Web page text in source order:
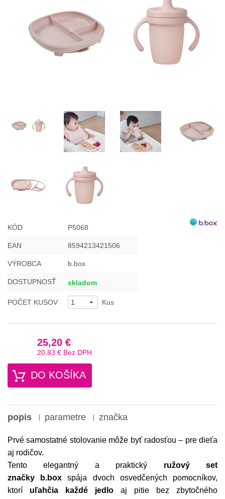
Misky, príbory
Skladovanie potravín
KÓD P5068
EAN 8594213421506
VÝROBCA b.box
DOSTUPNOSŤ skladom
POČET KUSOV Kus
25,20 €
20,83 € Bez DPH
DO KOŠÍKA
popis parametre značka
Prvé samostatné stolovanie môže byť radosťou – pre dieťa
aj rodičov.
Tento elegantný a praktický ružový set
značky
b.box
spája dvoch osvedčených pomocníkov,
ktorí uľahčia každé jedlo aj pitie bez zbytočného